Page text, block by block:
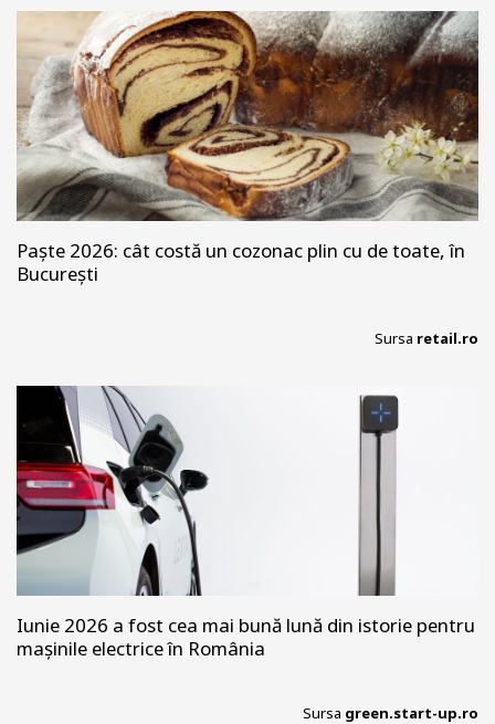
Paște 2026: cât costă un cozonac plin cu de toate, în
București
Sursa retail.ro
Iunie 2026 a fost cea mai bună lună din istorie pentru
mașinile electrice în România
Sursa green.start-up.ro